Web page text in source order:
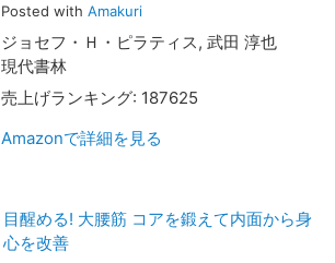
Posted with Amakuri
ジョセフ・Ｈ・ピラティス, 武田 淳也
現代書林
売上げランキング: 187625
Amazonで詳細を見る
目醒める! 大腰筋 コアを鍛えて内面から身
心を改善